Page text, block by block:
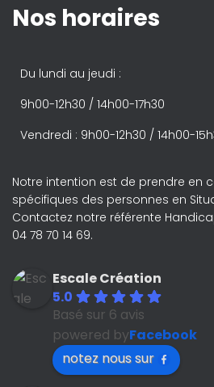
Nos horaires
Du lundi au jeudi :
9h00-12h30 / 14h00-17h30
Vendredi : 9h00-12h30 / 14h00-
Notre intention est de prendre en
spécifiques des personnes en
Contactez notre référente
04 78 70 14 69.
Escale Création
5.0
Basé sur 6 avis
powered byFacebook
notez nous sur